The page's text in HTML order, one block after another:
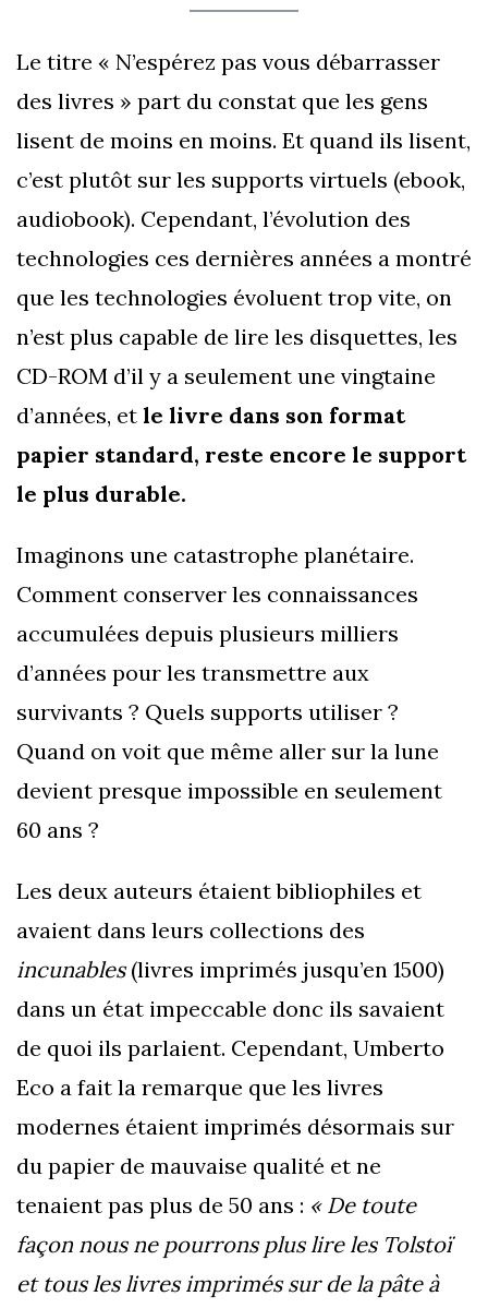
Le titre « N’espérez pas vous débarrasser
des livres » part du constat que les gens
lisent de moins en moins. Et quand ils lisent,
c’est plutôt sur les supports virtuels (ebook,
audiobook). Cependant, l’évolution des
technologies ces dernières années a montré
que les technologies évoluent trop vite, on
n’est plus capable de lire les disquettes, les
CD-ROM d’il y a seulement une vingtaine
d’années, et le livre dans son format
papier standard, reste encore le support
le plus durable.
Imaginons une catastrophe planétaire.
Comment conserver les connaissances
accumulées depuis plusieurs milliers
d’années pour les transmettre aux
survivants ? Quels supports utiliser ?
Quand on voit que même aller sur la lune
devient presque impossible en seulement
60 ans ?
Les deux auteurs étaient bibliophiles et
avaient dans leurs collections des
incunables(livres imprimés jusqu’en 1500)
dans un état impeccable donc ils savaient
de quoi ils parlaient. Cependant, Umberto
Eco a fait la remarque que les livres
modernes étaient imprimés désormais sur
du papier de mauvaise qualité et ne
tenaient pas plus de 50 ans : « De toute
façon nous ne pourrons plus lire les Tolstoï
et tous les livres imprimés sur de la pâte à